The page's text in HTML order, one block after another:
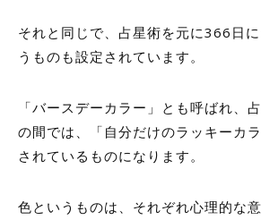
それと同じで、占星術を元に366 日に
うものも設定されています。
「バースデーカラー」とも呼ばれ、
の間では、「自分だけのラッキーカ
されているものになります。
色というものは、それぞれ心理的な